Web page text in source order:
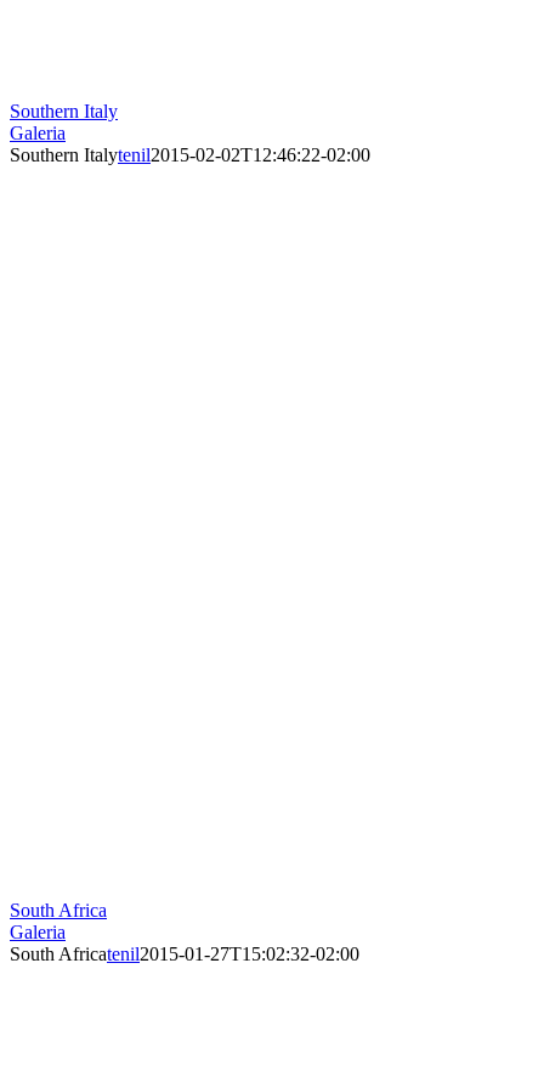
Southern Italy
Galeria
Southern Italytenil2015-02-02T12:46:22-02:00
South Africa
Galeria
South Africatenil2015-01-27T15:02:32-02:00